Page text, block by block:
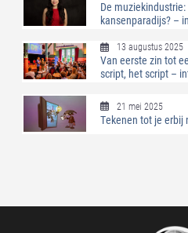
De
kansenparadijs? –
13 augustus 2025
Van eerste zin tot
script, het script –
21 mei 2025
Tekenen tot je